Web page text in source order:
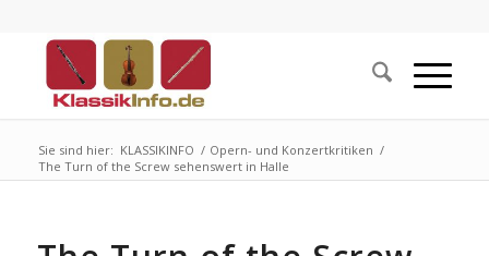
Sie sind hier: KLASSIKINFO / Opern- und Konzertkritiken /
The Turn of the Screw sehenswert in Halle